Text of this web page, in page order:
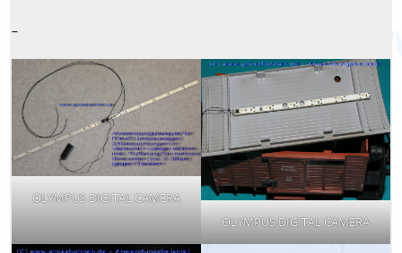
–
OLYMPUS DIGITAL CAMERA
OLYMPUS DIGITAL CAMERA